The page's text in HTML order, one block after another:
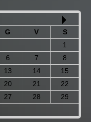
G V
S
1
6 7
8
13 14
15
20 21
22
27 28
29